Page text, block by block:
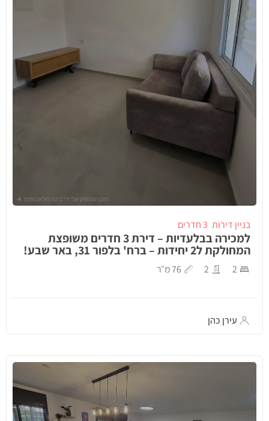
בניין דירות 3 חדרים
למכירה בבלעדיות – דירת 3 חדרים משופצת
המחולקת ל2 יחידות – ברח' בלפור 31, באר שבע!
2
2 76 מ״ר
עירן כהן